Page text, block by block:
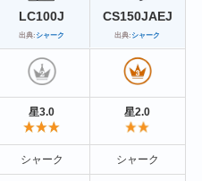
LC100J
出典: シャーク
CS150JAEJ
出典: シャーク
星3.0 星2.0
シャーク シャーク